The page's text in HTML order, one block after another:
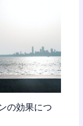
の効果につ